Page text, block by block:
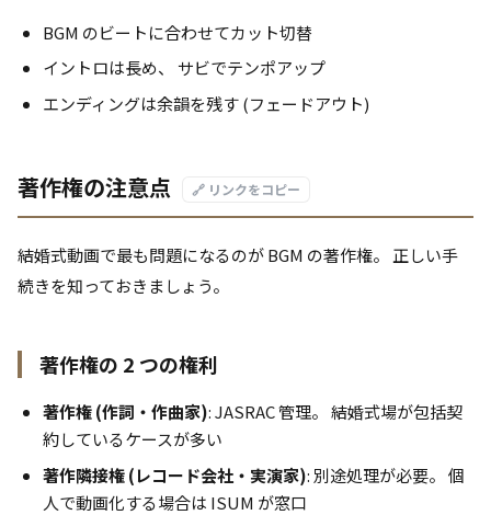
BGM のビートに合わせてカット切替
イントロは長め、 サビでテンポアップ
エンディングは余韻を残す (フェードアウト)
著作権の注意点 🔗 リンクをコピー
結婚式動画で最も問題になるのが BGM の著作権。 正しい手
続きを知っておきましょう。
著作権の 2 つの権利
著作権 (作詞・作曲家): JASRAC 管理。 結婚式場が包括契
約しているケースが多い
著作隣接権 (レコード会社・実演家): 別途処理が必要。 個
人で動画化する場合は ISUM が窓口